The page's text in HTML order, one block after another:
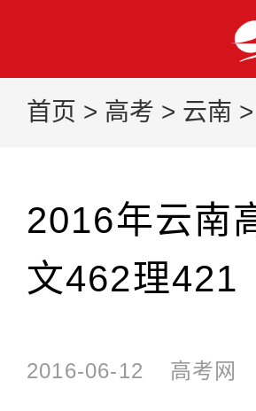
首页 > 高考 > 云南 >
2016年云南
文462理421
2016-06-12 高考网